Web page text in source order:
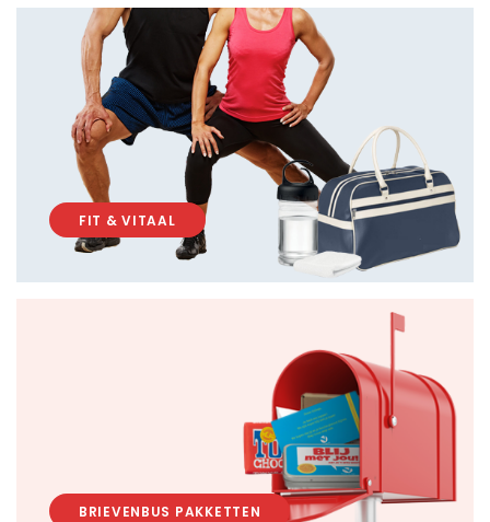
FIT & VITAAL
BRIEVENBUS PAKKETTEN